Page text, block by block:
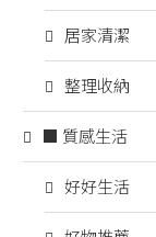
居家清潔
整理收納
■ 質感生活
好好生活